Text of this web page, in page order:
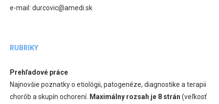
e-mail: durcovic@amedi.sk
RUBRIKY
Prehľadové práce
Najnovšie poznatky o etiológii, patogenéze, diagnostike a terapii
chorôb a skupín ochorení. Maximálny rozsah je 8 strán (veľkosť